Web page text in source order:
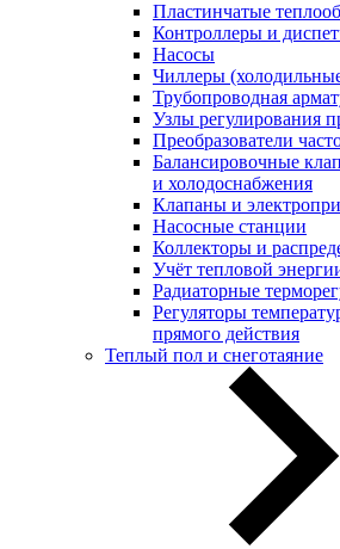
Пластинчатые
Контроллеры и
Насосы
Чиллеры
Трубопроводная
Узлы регулирования
Преобразователи
Балансировочные
и холодоснабжения
Клапаны и
Насосные станции
Коллекторы и
Учёт тепловой
Радиаторные
Регуляторы
прямого действия
Теплый пол и снеготаяние